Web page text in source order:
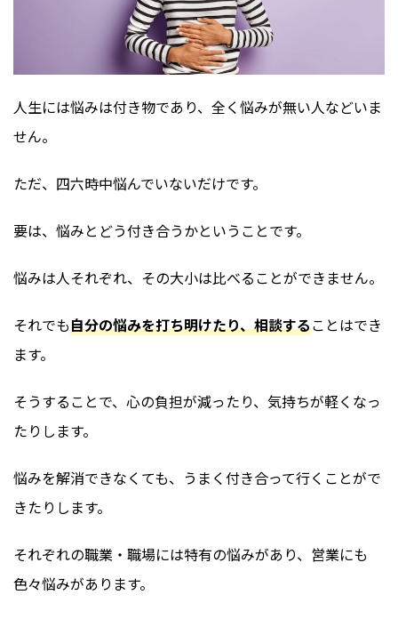
人生には悩みは付き物であり、 全く悩みが無い人などいま
せん。
ただ、四六時中悩んでいないだけです。
要は、悩みとどう付き合うかということです。
悩みは人それぞれ、その大小は比べることができません。
それでも自分の悩みを打ち明けたり、相談することはでき
ます。
そうすることで、心の負担が減ったり、気持ちが軽くなっ
たりします。
悩みを解消できなくても、うまく付き合って行くことがで
きたりします。
それぞれの職業・職場には特有の悩みがあり、営業にも
色々悩みがあります。